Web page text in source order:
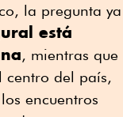
la pregunta ya
está
, mientras que
centro del país,
encuentros